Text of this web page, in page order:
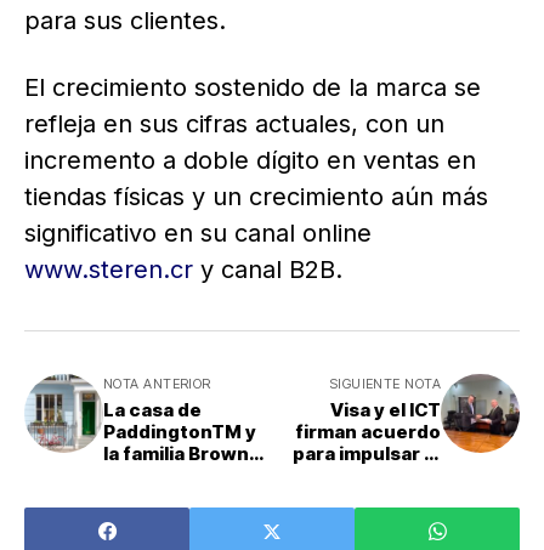
para sus clientes.
El crecimiento sostenido de la marca se
refleja en sus cifras actuales, con un
incremento a doble dígito en ventas en
tiendas físicas y un crecimiento aún más
significativo en su canal online
www.steren.cr y canal B2B.
NOTA ANTERIOR
La casa de
PaddingtonTM y
la familia Brown
SIGUIENTE NOTA
Visa y el ICT
firman acuerdo
para impulsar el